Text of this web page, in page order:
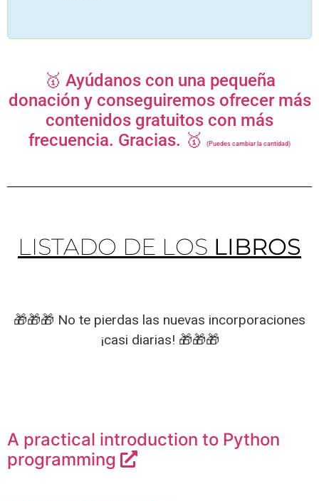
🥇 Ayúdanos con una pequeña
donación y conseguiremos ofrecer más
contenidos gratuitos con más
frecuencia. Gracias. 🥇
(Puedes cambiar la cantidad)
LISTADO DE LOS LIBROS
🎁🎁🎁 No te pierdas las nuevas incorporaciones
¡casi diarias! 🎁🎁🎁
A practical introduction to Python
programming